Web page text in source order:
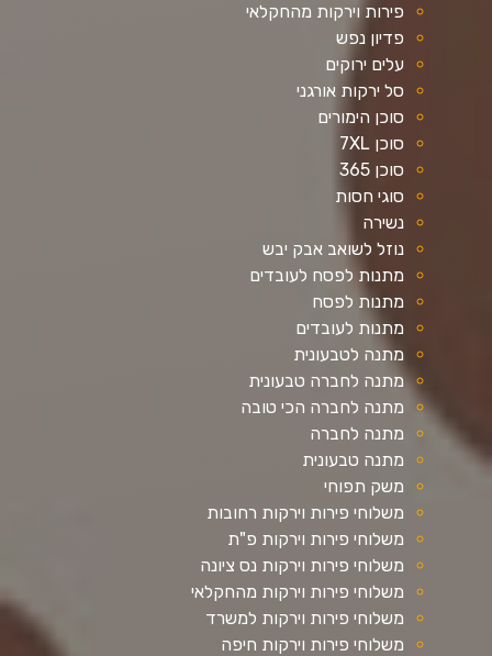
פירות וירקות מהחקלאי
פדיון נפש
עלים ירוקים
סל ירקות אורגני
סוכן הימורים
סוכן 7XL
סוכן 365
סוגי חסות
נשירה
נוזל לשואב אבק יבש
מתנות לפסח לעובדים
מתנות לפסח
מתנות לעובדים
מתנה לטבעונית
מתנה לחברה טבעונית
מתנה לחברה הכי טובה
מתנה לחברה
מתנה טבעונית
משק תפוחי
משלוחי פירות וירקות רחובות
משלוחי פירות וירקות פ"ת
משלוחי פירות וירקות נס ציונה
משלוחי פירות וירקות מהחקלאי
משלוחי פירות וירקות למשרד
משלוחי פירות וירקות חיפה